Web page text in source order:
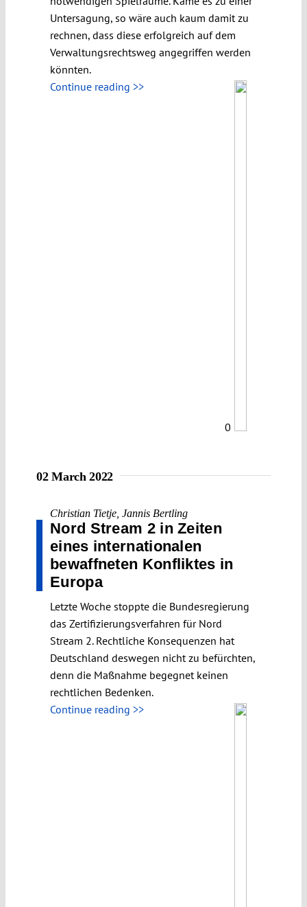
Untersagung, so wäre auch kaum damit zu
rechnen, dass diese erfolgreich auf dem
Verwaltungsrechtsweg angegriffen werden
könnten.
Continue reading >>
0
02 March 2022
Christian Tietje Jannis Bertling
Nord Stream 2 in Zeiten
eines internationalen
bewaffneten Konfliktes in
Europa
Letzte Woche stoppte die Bundesregierung
das Zertifizierungsverfahren für Nord
Stream 2. Rechtliche Konsequenzen hat
Deutschland deswegen nicht zu befürchten,
denn die Maßnahme begegnet keinen
rechtlichen Bedenken.
Continue reading >>